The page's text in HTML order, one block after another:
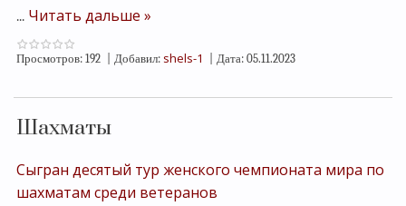
... Читать дальше »
Просмотров: 192 Добавил: shels-1 Дата: 05.11.2023
Шахматы
Сыгран десятый тур женского чемпионата мира по
шахматам среди ветеранов